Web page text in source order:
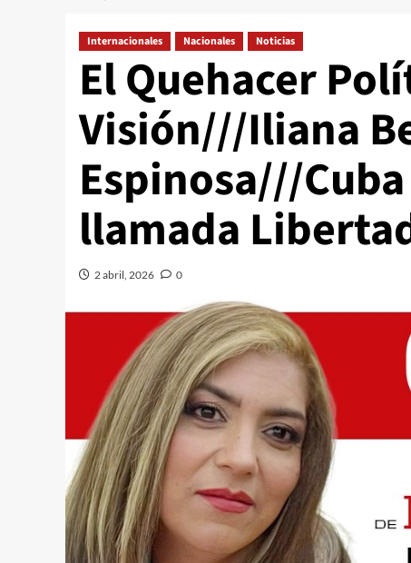
Internacionales Nacionales Noticias
El Quehacer
Visión///Iliana
Espinosa///
llamada
2 abril, 2026 0